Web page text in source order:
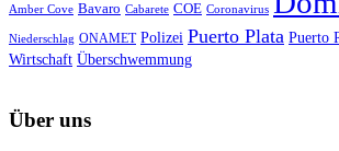
Amber Cove Bavaro Cabarete COE Coronavirus
Niederschlag ONAMET Polizei Puerto Plata Puerto
Wirtschaft Überschwemmung
Über uns